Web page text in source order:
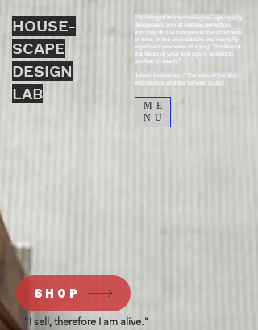
“Building of this technological age usually
deliberately aim at ageless perfection,
and they do not incorporate the dimension
of time, or the unavoidable and mentally
significant processes of aging. This fear of
the traces of wear and age is related to
our fear of death.”
Juhani Pallasmaa, “The eyes of the skin :
Architecture and the Senses”(p.32).
ME
NU
HOUSE-
SCAPE
DESIGN
LAB
SHOP
"I sell, therefore I am alive."